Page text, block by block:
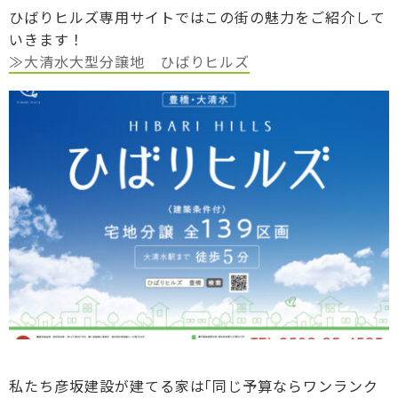
ひばりヒルズ専用サイトではこの街の魅力をご紹介して
いきます！
≫大清水大型分譲地 ひばりヒルズ
私たち彦坂建設が建てる家は｢同じ予算ならワンランク